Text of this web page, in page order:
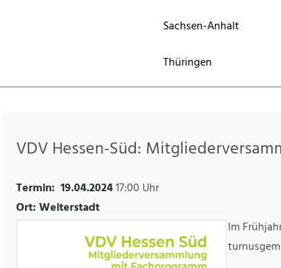
Sachsen-Anhalt
Thüringen
VDV Hessen-Süd:
Termin: 19.04.202417:00 Uhr
Ort: Weiterstadt
Im